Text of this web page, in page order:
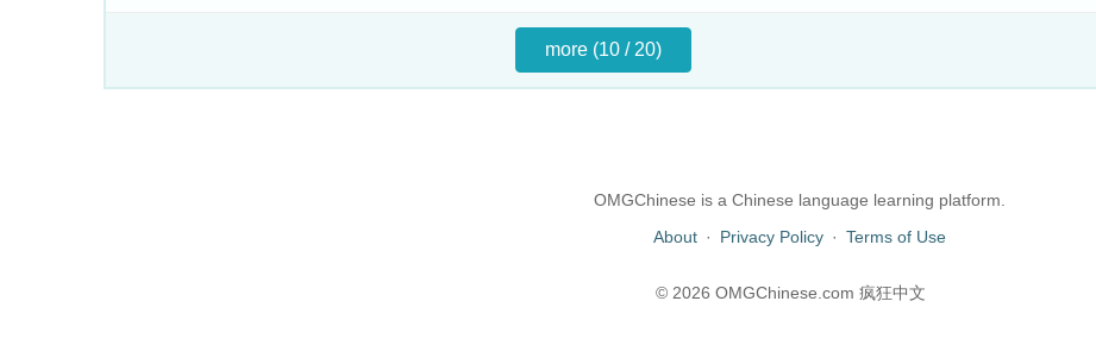
more (10 / 20)
OMGChinese is a Chinese language learning platform.
About · Privacy Policy · Terms of Use
© 2026 OMGChinese.com 疯狂中文